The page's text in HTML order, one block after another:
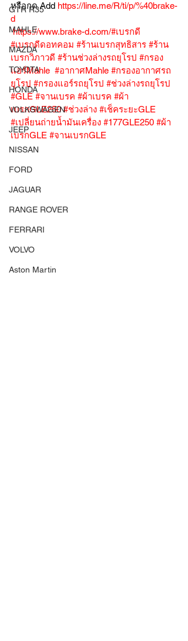
GTR R35
MAHLE
MAZDA
TOYOTA
HONDA
VOLKSWAGEN
JEEP
NISSAN
FORD
JAGUAR
RANGE ROVER
FERRARI
VOLVO
Aston Martin
หรือกด Add https://line.me/R/ti/p/%40brake-
d
https://www.brake-d.com/#เบรกดี
#เบรกดีดอทคอม #ร้านเบรกสุทธิสาร #ร้าน
เบรกวิภาวดี #ร้านช่วงล่างรถยุโรป #กรอง
แอร์Mahle #อากาศMahle #กรองอากาศรถ
ยุโรป #กรองแอร์รถยุโรป #ช่วงล่างรถยุโรป
#GLE #จานเบรค #ผ้าเบรค #ผ้า
เบรกGLE250 #ช่วงล่าง #เช็คระยะGLE
#เปลี่ยนถ่ายน้ำมันเครื่อง #177GLE250 #ผ้า
เบรกGLE #จานเบรกGLE